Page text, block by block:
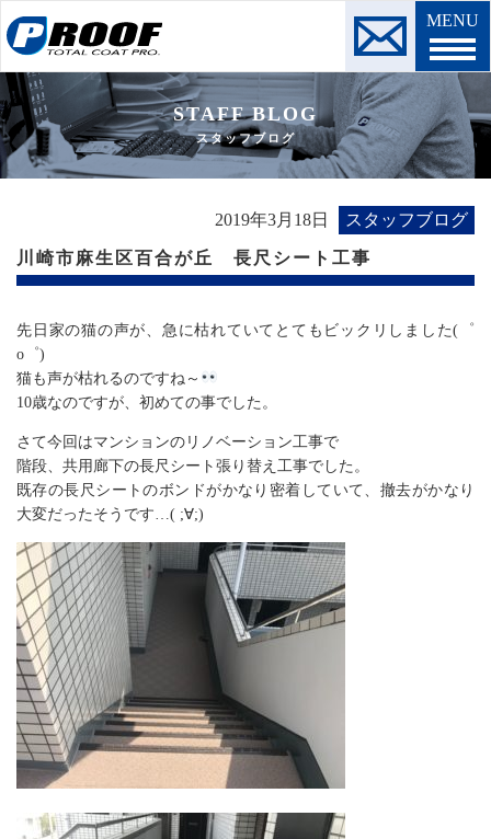
MENU
STAFF BLOG
スタッフブログ
2019年3月18日 スタッフブログ
川崎市麻生区百合が丘 長尺シート工事
先日家の猫の声が、急に枯れていてとてもビックリしました(゜
o゜)
猫も声が枯れるのですね～
10歳なのですが、初めての事でした。
さて今回はマンションのリノベーション工事で
階段、共用廊下の長尺シート張り替え工事でした。
既存の長尺シートのボンドがかなり密着していて、撤去がかなり
大変だったそうです…( ;∀;)